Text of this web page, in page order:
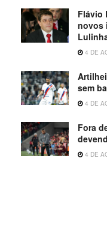
Flávio
novos
4 DE
sem
4 DE
Fora
4 DE